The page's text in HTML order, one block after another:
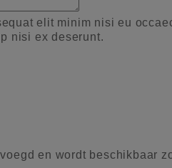
elit minim nisi eu
nisi ex deserunt.
en wordt beschikbaar